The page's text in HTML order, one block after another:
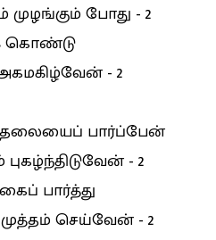
போது - 2
கொண்டு
- 2
தலையைப் பார்ப்பேன்
- 2
பார்த்து
செய்வேன் - 2